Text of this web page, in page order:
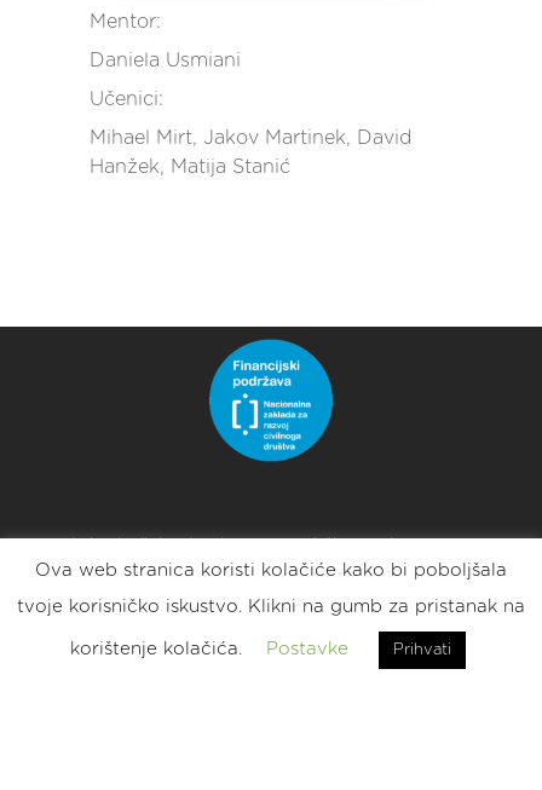
Mentor:
Daniela Usmiani
Učenici:
Mihael Mirt, Jakov Martinek, David
Hanžek, Matija Stanić
zaklade za razvoj civilnoga društva za stabilizaciju i/ili
razvoj udruge.
Ova web stranica koristi kolačiće kako bi poboljšala
tvoje korisničko iskustvo. Klikni na gumb za pristanak na
korištenje kolačića. Postavke Prihvati